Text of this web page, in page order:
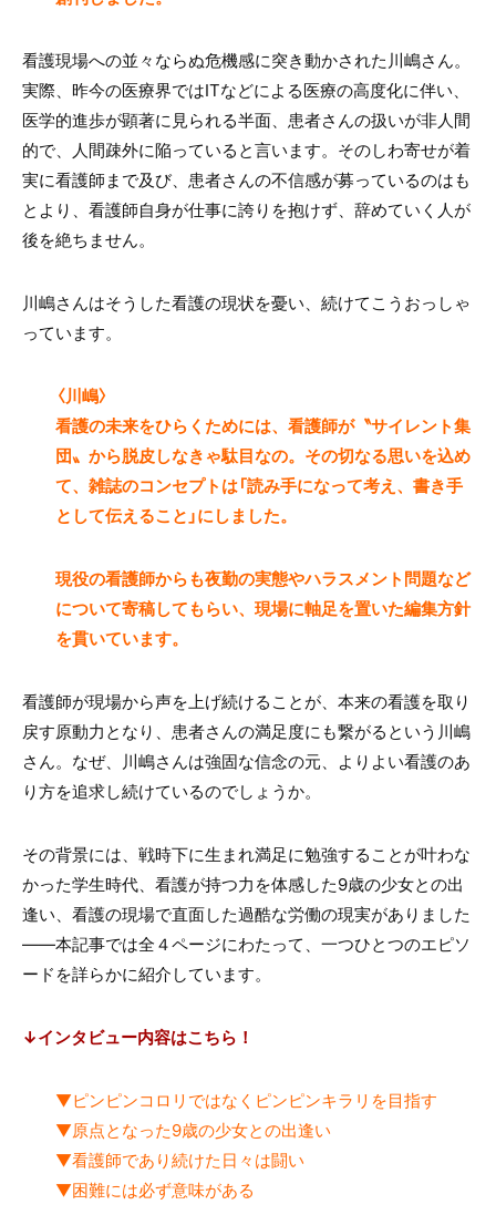
看護現場への並々ならぬ危機感に突き動かされた川嶋さん。
実際、昨今の医療界ではITなどによる医療の高度化に伴い、
医学的進歩が顕著に見られる半面、患者さんの扱いが非人間
的で、人間疎外に陥っていると言います。そのしわ寄せが着
実に看護師まで及び、患者さんの不信感が募っているのはも
とより、看護師自身が仕事に誇りを抱けず、辞めていく人が
後を絶ちません。
川嶋さんはそうした看護の現状を憂い、続けてこうおっしゃ
っています。
〈川嶋〉
看護の未来をひらくためには、看護師が〝サイレント集
団〟から脱皮しなきゃ駄目なの。その切なる思いを込め
て、雑誌のコンセプトは「読み手になって考え、書き手
として伝えること」にしました。
現役の看護師からも夜勤の実態やハラスメント問題など
について寄稿してもらい、現場に軸足を置いた編集方針
を貫いています。
看護師が現場から声を上げ続けることが、本来の看護を取り
戻す原動力となり、患者さんの満足度にも繋がるという川嶋
さん。なぜ、川嶋さんは強固な信念の元、よりよい看護のあ
り方を追求し続けているのでしょうか。
その背景には、戦時下に生まれ満足に勉強することが叶わな
かった学生時代、看護が持つ力を体感した9歳の少女との出
逢い、看護の現場で直面した過酷な労働の現実がありました
――本記事では全４ページにわたって、一つひとつのエピソ
ードを詳らかに紹介しています。
↓インタビュー内容はこちら！
▼ピンピンコロリではなくピンピンキラリを目指す
▼原点となった9歳の少女との出逢い
▼看護師であり続けた日々は闘い
▼困難には必ず意味がある